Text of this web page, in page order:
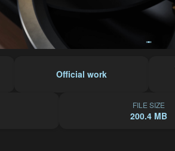
Official work
FILE SIZE
200.4 MB